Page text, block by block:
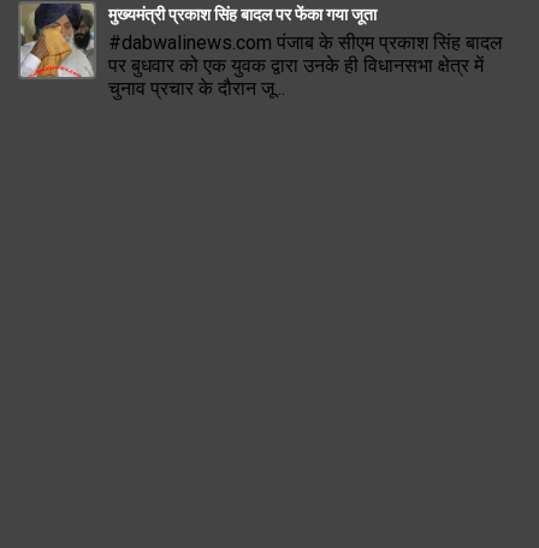
मुख्यमंत्री प्रकाश सिंह बादल पर फेंका गया जूता
#dabwalinews.com पंजाब के सीएम प्रकाश सिंह बादल
पर बुधवार को एक युवक द्वारा उनके ही विधानसभा क्षेत्र में
चुनाव प्रचार के दौरान जू...